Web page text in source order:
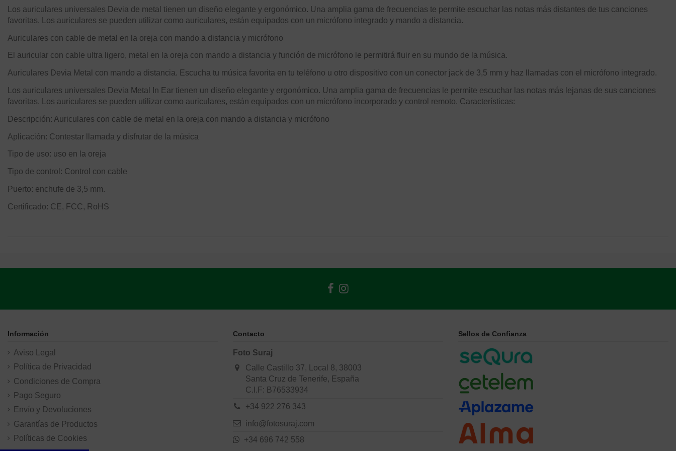
Los auriculares universales Devia de metal tienen un diseño elegante y ergonómico. Una amplia gama de frecuencias te permite escuchar las notas más distantes de tus canciones
favoritas. Los auriculares se pueden utilizar como auriculares, están equipados con un micrófono integrado y mando a distancia.
Auriculares con cable de metal en la oreja con mando a distancia y micrófono
El auricular con cable ultra ligero, metal en la oreja con mando a distancia y función de micrófono le permitirá fluir en su mundo de la música.
Auriculares Devia Metal con mando a distancia. Escucha tu música favorita en tu teléfono u otro dispositivo con un conector jack de 3,5 mm y haz llamadas con el micrófono integrado.
Los auriculares universales Devia Metal In Ear tienen un diseño elegante y ergonómico. Una amplia gama de frecuencias le permite escuchar las notas más lejanas de sus canciones
favoritas. Los auriculares se pueden utilizar como auriculares, están equipados con un micrófono incorporado y control remoto. Características:
Descripción: Auriculares con cable de metal en la oreja con mando a distancia y micrófono
Aplicación: Contestar llamada y disfrutar de la música
Tipo de uso: uso en la oreja
Tipo de control: Control con cable
Puerto: enchufe de 3,5 mm.
Certificado: CE, FCC, RoHS
Información
Aviso Legal
Política de Privacidad
Condiciones de Compra
Pago Seguro
Envío y Devoluciones
Garantías de Productos
Políticas de Cookies
Contacto
Foto Suraj
Calle Castillo 37, Local 8, 38003
Santa Cruz de Tenerife, España
C.I.F: B76533934
+34 922 276 343
info@fotosuraj.com
+34 696 742 558
Sellos de Confianza